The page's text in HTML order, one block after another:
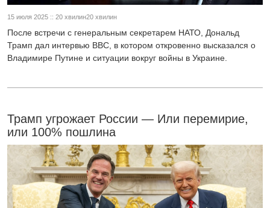
15 июля 2025 :: 20 хвилин20 хвилин
После встречи с генеральным секретарем НАТО, Дональд
Трамп дал интервью BBC, в котором откровенно высказался о
Владимире Путине и ситуации вокруг войны в Украине.
Трамп угрожает России — Или перемирие,
или 100% пошлина